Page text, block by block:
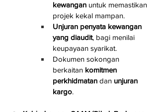
kewangan untuk memastikan
projek kekal mampan.
Unjuran penyata kewangan
yang diaudit, bagi menilai
keupayaan syarikat.
Dokumen sokongan
berkaitan komitmen
perkhidmatan dan unjuran
kargo.